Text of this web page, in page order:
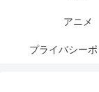
アニメ
プライバシー